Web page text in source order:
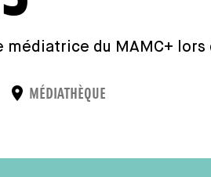
médiatrice du MAMC+
PLACE
MÉDIATHÈQUE